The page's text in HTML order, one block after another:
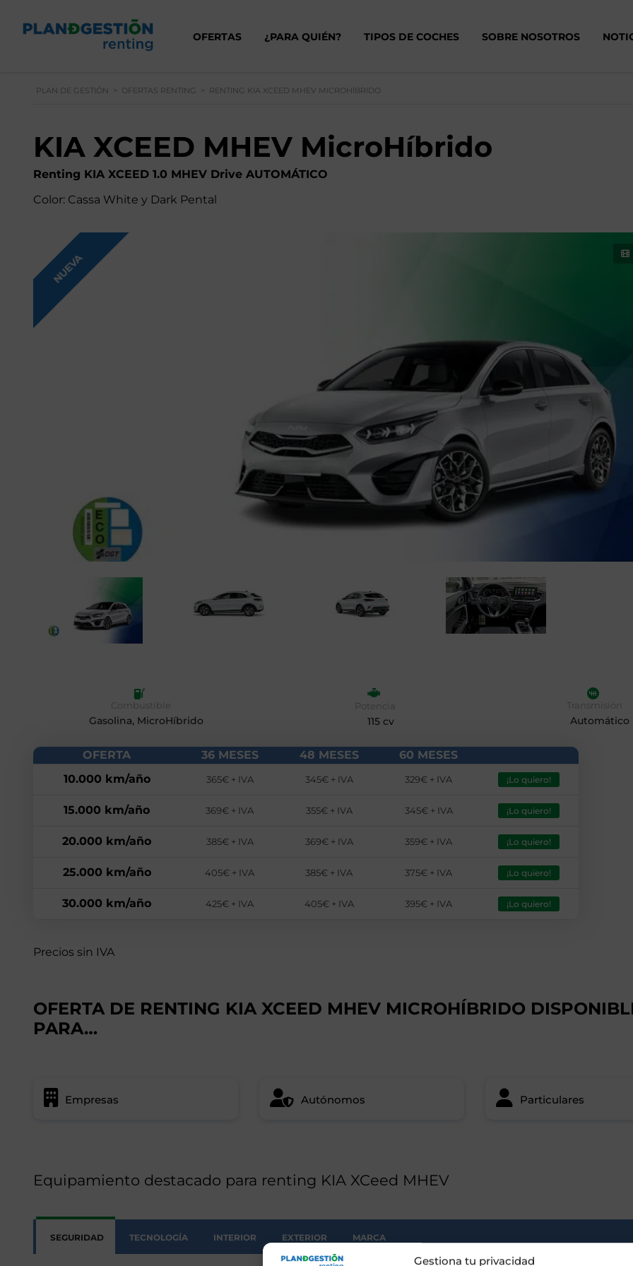
Gestiona tu privacidad
OFERTAS ¿PARA QUIÉN? TIPOS DE COCHES SOBRE NOSOTROS
PLAN DE GESTIÓN > OFERTAS RENTING > RENTING KIA XCEED MHEV MICROHÍBRIDO
KIA XCEED MHEV MicroHíbrido
Renting KIA XCEED 1.0 MHEV Drive AUTOMÁTICO
Color: Cassa White y Dark Pental
NUEVA
Combustible
Gasolina, MicroHíbrido
Potencia
115 cv
Transmisión
Automático
OFERTA 36 MESES 48 MESES
60 MESES
10.000 km/año
365€ + IVA 345€ + IVA 329€ + IVA ¡Lo quiero!
15.000 km/año 369€ + IVA 355€ + IVA 345€ + IVA ¡Lo quiero!
20.000 km/año 385€ + IVA 369€ + IVA 359€ + IVA ¡Lo quiero!
25.000 km/año 405€ + IVA 385€ + IVA 375€ + IVA ¡Lo quiero!
30.000 km/año 425€ + IVA 405€ + IVA 395€ + IVA ¡Lo quiero!
Precios sin IVA
OFERTA DE RENTING KIA XCEED MHEV MICROHÍBRIDO
PARA…
Empresas Autónomos Particulares
Equipamiento destacado para renting KIA XCeed MHEV
SEGURIDAD TECNOLOGÍA INTERIOR EXTERIOR MARCA